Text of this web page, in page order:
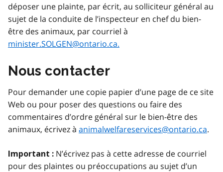
déposer une plainte, par écrit, au solliciteur général au
sujet de la conduite de l’inspecteur en chef du bien-
être des animaux, par courriel à
minister.SOLGEN@ontario.ca.
Nous contacter
Pour demander une copie papier d’une page de ce site
Web ou pour poser des questions ou faire des
commentaires d’ordre général sur le bien-être des
animaux, écrivez à animalwelfareservices@ontario.ca.
Important : N’écrivez pas à cette adresse de courriel
pour des plaintes ou préoccupations au sujet d’un